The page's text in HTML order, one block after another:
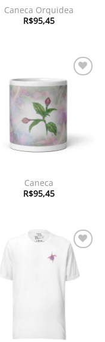
Caneca Orquidea
R$95,45
Adicionar
à lista de
desejos
Caneca
R$95,45
Adicionar
à lista de
desejos